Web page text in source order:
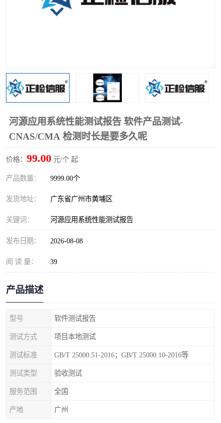
河源应用系统性能测试报告 软件产品测试-
CNAS/CMA 检测时长是要多久呢
价格： 99.00 元/个 起
产品数量： 9999.00个
发货地址： 广东省广州市黄埔区
关键词： 河源应用系统性能测试报告
发布日期： 2026-08-08
阅 读 量： 39
产品描述
型号 软件测试报告
测试方式 项目本地测试
测试标准 GB/T 25000.51-2016；GB/T 25000.10-2016等
测试类型 验收测试
服务范围 全国
产地 广州